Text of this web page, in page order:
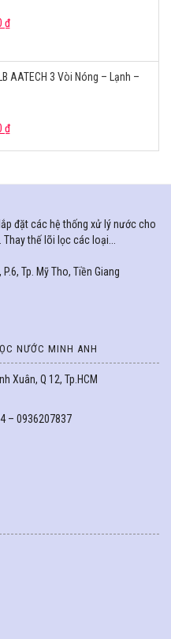
₫
AATECH 3 Vòi Nóng – Lạnh –
₫
đặt các hệ thống xử lý nước cho
thế lõi lọc các loại...
Tp. Mỹ Tho, Tiền Giang
NƯỚC MINH ANH
Xuân, Q 12, Tp.HCM
– 0936207837